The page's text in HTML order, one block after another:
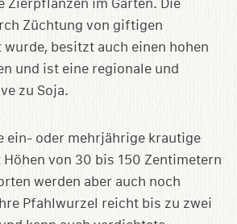
ein- oder mehrjährige krautige
Höhen von 30 bis 150 Zentimetern
werden aber auch noch
Pfahlwurzel reicht bis zu zwei